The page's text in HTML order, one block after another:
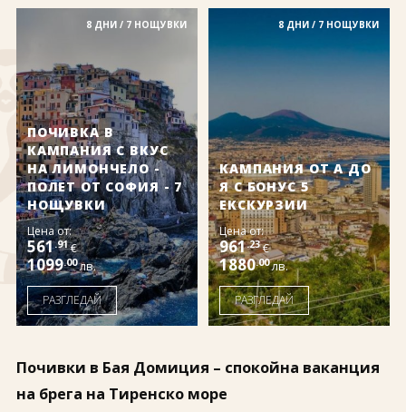
За нас
Полезно
Документи
Политика за
ЗАПИТВАНЕ
8 ДНИ / 7 НОЩУВКИ
ПОЧИВКА В
КАМПАНИЯ С ВКУС
НА ЛИМОНЧЕЛО -
ПОЛЕТ ОТ СОФИЯ - 7
НОЩУВКИ
Цена от:
561.91 €
1099.00 лв.
РАЗГЛЕДАЙ
8 ДНИ / 7 НОЩУВКИ
КАМПАНИЯ ОТ А ДО
Я С БОНУС 5
ЕКСКУРЗИИ
Цена от:
961.23 €
1880.00 лв.
РАЗГЛЕДАЙ
Почивки в Бая Домиция – спокойна ваканция
на брега на Тиренско море